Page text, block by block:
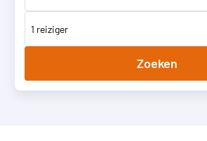
1 reiziger
Zoeken